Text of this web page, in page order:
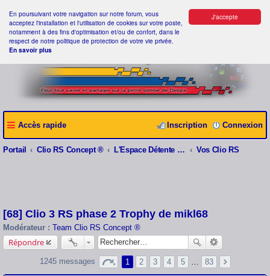
J'accepte
En poursuivant votre navigation sur notre forum, vous
acceptez l'installation et l'utilisation de cookies sur votre poste,
notamment à des fins d'optimisation et/ou de confort, dans le
respect de notre politique de protection de votre vie privée.
En savoir plus
Accès rapide Connexion
Inscription
Portail Clio RS Concept ® L'Espace Détente Clio RS Concept ® Vos Clio RS
[68] Clio 3 RS phase 2 Trophy de mikl68
Modérateur : Team Clio RS Concept ®
Répondre
1245 messages 1 2 3 4 5 83